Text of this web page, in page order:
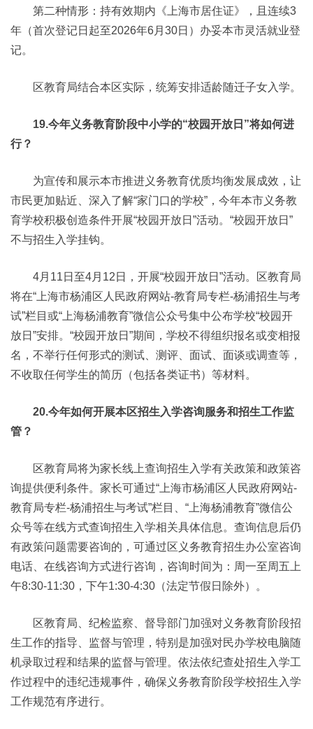
第二种情形：持有效期内《上海市居住证》，且连续3
年（首次登记日起至2026年6月30日）办妥本市灵活就业登
记。
区教育局结合本区实际，统筹安排适龄随迁子女入学。
19.今年义务教育阶段中小学的“校园开放日”将如何进
行？
为宣传和展示本市推进义务教育优质均衡发展成效，让
市民更加贴近、深入了解“家门口的学校”，今年本市义务教
育学校积极创造条件开展“校园开放日”活动。“校园开放日”
不与招生入学挂钩。
4月11日至4月12日，开展“校园开放日”活动。区教育局
将在“上海市杨浦区人民政府网站-教育局专栏-杨浦招生与考
试”栏目或“上海杨浦教育”微信公众号集中公布学校“校园开
放日”安排。“校园开放日”期间，学校不得组织报名或变相报
名，不举行任何形式的测试、测评、面试、面谈或调查等，
不收取任何学生的简历（包括各类证书）等材料。
20.今年如何开展本区招生入学咨询服务和招生工作监
管？
区教育局将为家长线上查询招生入学有关政策和政策咨
询提供便利条件。家长可通过“上海市杨浦区人民政府网站-
教育局专栏-杨浦招生与考试”栏目、“上海杨浦教育”微信公
众号等在线方式查询招生入学相关具体信息。查询信息后仍
有政策问题需要咨询的，可通过区义务教育招生办公室咨询
电话、在线咨询方式进行咨询，咨询时间为：周一至周五上
午8:30-11:30，下午1:30-4:30（法定节假日除外）。
区教育局、纪检监察、督导部门加强对义务教育阶段招
生工作的指导、监督与管理，特别是加强对民办学校电脑随
机录取过程和结果的监督与管理。依法依纪查处招生入学工
作过程中的违纪违规事件，确保义务教育阶段学校招生入学
工作规范有序进行。